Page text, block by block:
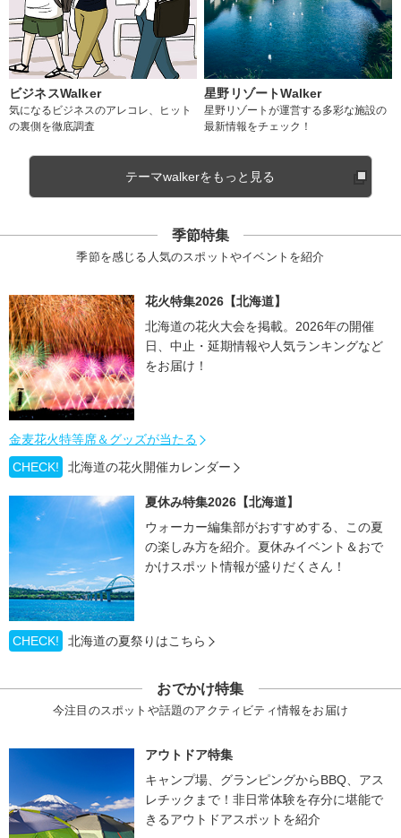
ビジネスWalker
気になるビジネスのアレコレ、ヒット
の裏側を徹底調査
星野リゾートWalker
星野リゾートが運営する多彩な施設の
最新情報をチェック！
テーマwalkerをもっと見る
季節特集
季節を感じる人気のスポットやイベントを紹介
花火特集2026【北海道】
北海道の花火大会を掲載。2026年の開催
日、中止・延期情報や人気ランキングなど
をお届け！
金麦花火特等席＆グッズが当たる
CHECK!
北海道の花火開催カレンダー
夏休み特集2026【北海道】
ウォーカー編集部がおすすめする、この夏
の楽しみ方を紹介。夏休みイベント＆おで
かけスポット情報が盛りだくさん！
CHECK! 北海道の夏祭りはこちら
おでかけ特集
今注目のスポットや話題のアクティビティ情報をお届け
アウトドア特集
キャンプ場、グランピングからBBQ、アス
レチックまで！非日常体験を存分に堪能で
きるアウトドアスポットを紹介